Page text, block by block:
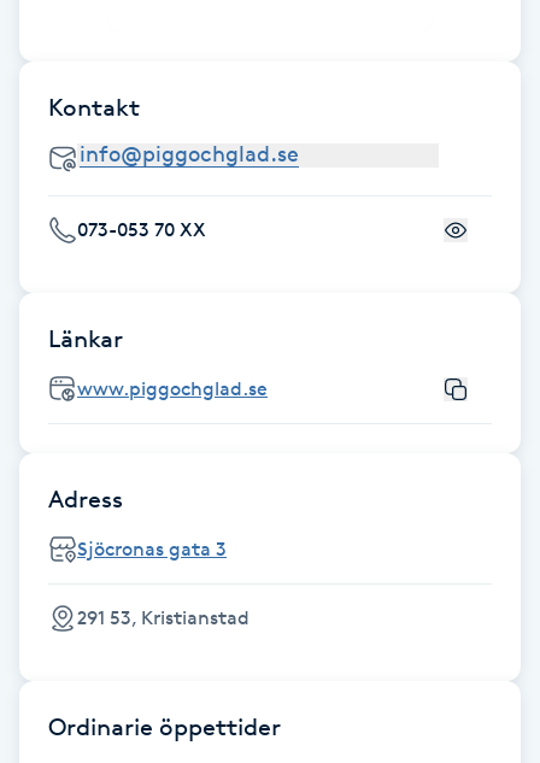
Friskvård
Friskvårdsmassage
Färgning
G
Gel naglar
Kontakt
073-053 70 XX
Länkar
www.piggochglad.se
Adress
Sjöcronas gata 3
291 53, Kristianstad
Ordinarie öppettider